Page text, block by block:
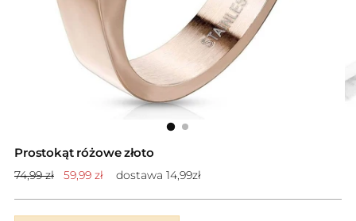
Prostokąt różowe złoto
Cena
74,99 zł 59,99 zł dostawa 14,99zł